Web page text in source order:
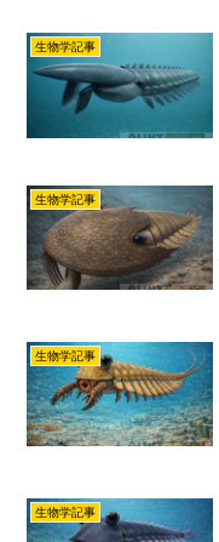
生物学記事
生物学記事
生物学記事
生物学記事